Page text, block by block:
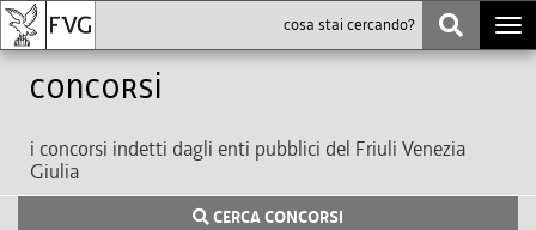
Concorsi
i concorsi indetti dagli enti pubblici del Friuli Venezia
Giulia
CERCA CONCORSI